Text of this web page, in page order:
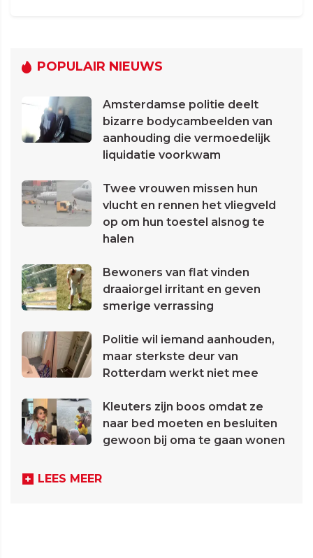
POPULAIR NIEUWS
Amsterdamse politie deelt
bizarre bodycambeelden van
aanhouding die vermoedelijk
liquidatie voorkwam
Twee vrouwen missen hun
vlucht en rennen het vliegveld
op om hun toestel alsnog te
halen
Bewoners van flat vinden
draaiorgel irritant en geven
smerige verrassing
Politie wil iemand aanhouden,
maar sterkste deur van
Rotterdam werkt niet mee
Kleuters zijn boos omdat ze
naar bed moeten en besluiten
gewoon bij oma te gaan wonen
LEES MEER